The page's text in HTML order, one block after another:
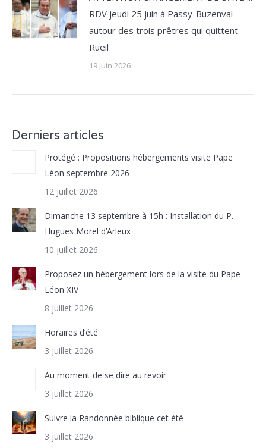
RDV jeudi 25 juin à Passy-Buzenval
autour des trois prêtres qui quittent
Rueil
19 juin 2026
Derniers articles
Protégé : Propositions hébergements visite Pape
Léon septembre 2026
12 juillet 2026
Dimanche 13 septembre à 15h : Installation du P.
Hugues Morel d’Arleux
10 juillet 2026
Proposez un hébergement lors de la visite du Pape
Léon XIV
8 juillet 2026
Horaires d’été
3 juillet 2026
Au moment de se dire au revoir
3 juillet 2026
Suivre la Randonnée biblique cet été
3 juillet 2026